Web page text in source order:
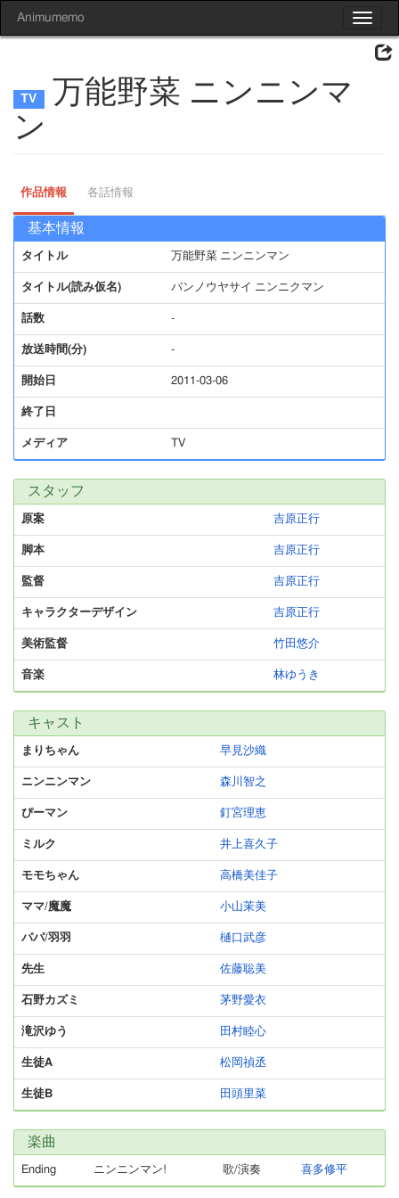
Toggle
Animumemo
万能野菜 ニンニンマ
ン
作品情報 各話情報
基本情報
タイトル 万能野菜 ニンニンマン
タイトル(読み仮名) バンノウヤサイ ニンニクマン
話数 -
放送時間(分) -
開始日 2011-03-06
終了日
メディア TV
スタッフ
原案 吉原正行
脚本 吉原正行
監督 吉原正行
キャラクターデザイン 吉原正行
美術監督 竹田悠介
音楽 林ゆうき
キャスト
まりちゃん 早見沙織
ニンニンマン 森川智之
ぴーマン 釘宮理恵
ミルク 井上喜久子
モモちゃん 高橋美佳子
ママ/魔魔 小山茉美
パパ/羽羽 樋口武彦
先生 佐藤聡美
石野カズミ 茅野愛衣
滝沢ゆう 田村睦心
生徒A 松岡禎丞
生徒B 田頭里菜
楽曲
Ending ニンニンマン! 歌/演奏 喜多修平